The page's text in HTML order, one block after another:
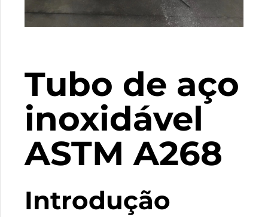
Tubo de aço
inoxidável
ASTM A268
Introdução